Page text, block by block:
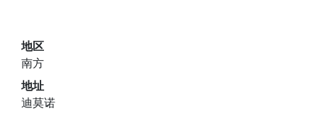
地区
南方
地址
迪莫诺